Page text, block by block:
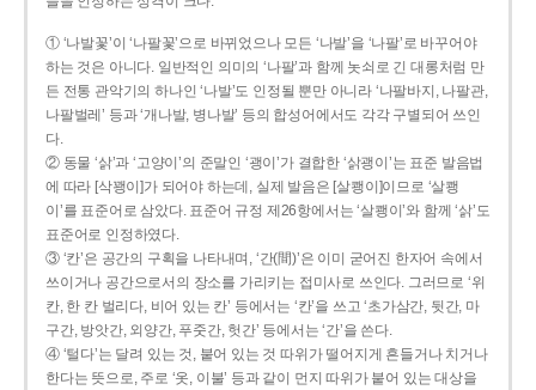
① ‘나발꽃’이 ‘나팔꽃’으로 바뀌었으나 모든 ‘나발’을 ‘나팔’로 바꾸어야
하는 것은 아니다. 일반적인 의미의 ‘나팔’과 함께 놋쇠로 긴 대롱처럼 만
든 전통 관악기의 하나인 ‘나발’도 인정될 뿐만 아니라 ‘나팔바지, 나팔관,
나팔벌레’ 등과 ‘개나발, 병나발’ 등의 합성어에서도 각각 구별되어 쓰인
다.
② 동물 ‘삵’과 ‘고양이’의 준말인 ‘괭이’가 결합한 ‘삵괭이’는 표준 발음법
에 따라 [삭꽹이]가 되어야 하는데, 실제 발음은 [살쾡이]이므로 ‘살쾡
이’를 표준어로 삼았다. 표준어 규정 제26항에서는 ‘살쾡이’와 함께 ‘삵’도
표준어로 인정하였다.
③ ‘칸’은 공간의 구획을 나타내며, ‘간(間)’은 이미 굳어진 한자어 속에서
쓰이거나 공간으로서의 장소를 가리키는 접미사로 쓰인다. 그러므로 ‘위
칸, 한 칸 벌리다, 비어 있는 칸’ 등에서는 ‘칸’을 쓰고 ‘초가삼간, 뒷간, 마
구간, 방앗간, 외양간, 푸줏간, 헛간’ 등에서는 ‘간’을 쓴다.
④ ‘털다’는 달려 있는 것, 붙어 있는 것 따위가 떨어지게 흔들거나 치거나
한다는 뜻으로, 주로 ‘옷, 이불’ 등과 같이 먼지 따위가 붙어 있는 대상을